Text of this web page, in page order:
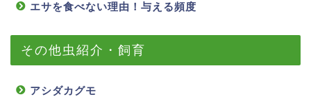
エサを食べない理由！与える頻度
その他虫紹介・飼育
アシダカグモ